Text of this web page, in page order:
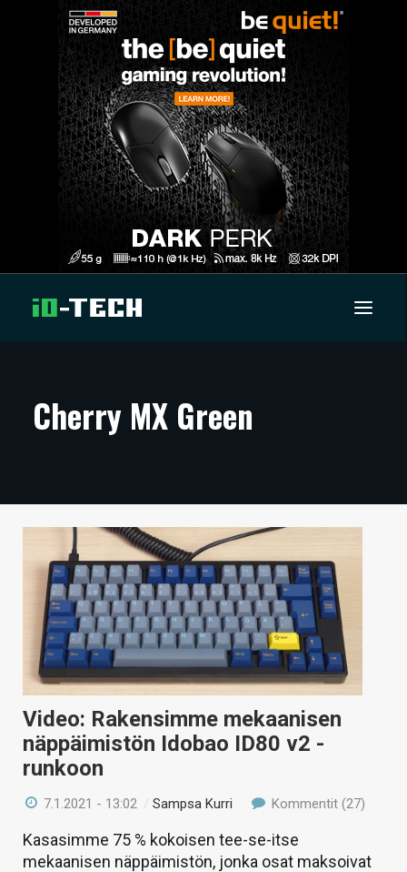
ARTIKKELIT
TECHBBS
HINTA.FI
KAUPPA
VAIHDA TEEMA
HAKU
Cherry MX Green
Video: Rakensimme mekaanisen
näppäimistön Idobao ID80 v2 -
runkoon
7.1.2021 - 13:02 /Sampsa Kurri Kommentit (27)
Kasasimme 75 % kokoisen tee-se-itse
mekaanisen näppäimistön, jonka osat maksoivat